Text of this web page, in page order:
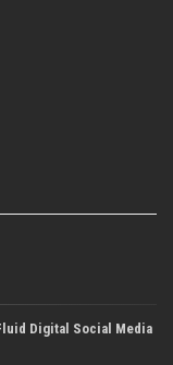
Digital Social Media